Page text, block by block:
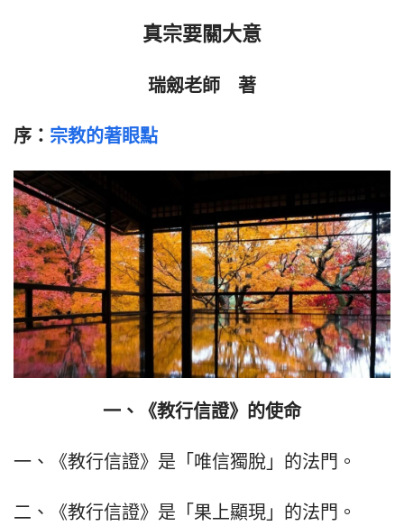
真宗要關大意
瑞劔老師　著
序： 宗教的著眼點
一、《教行信證》的使命
一、《教行信證》是「唯信獨脫」的法門。
二、《教行信證》是「果上顯現」的法門。